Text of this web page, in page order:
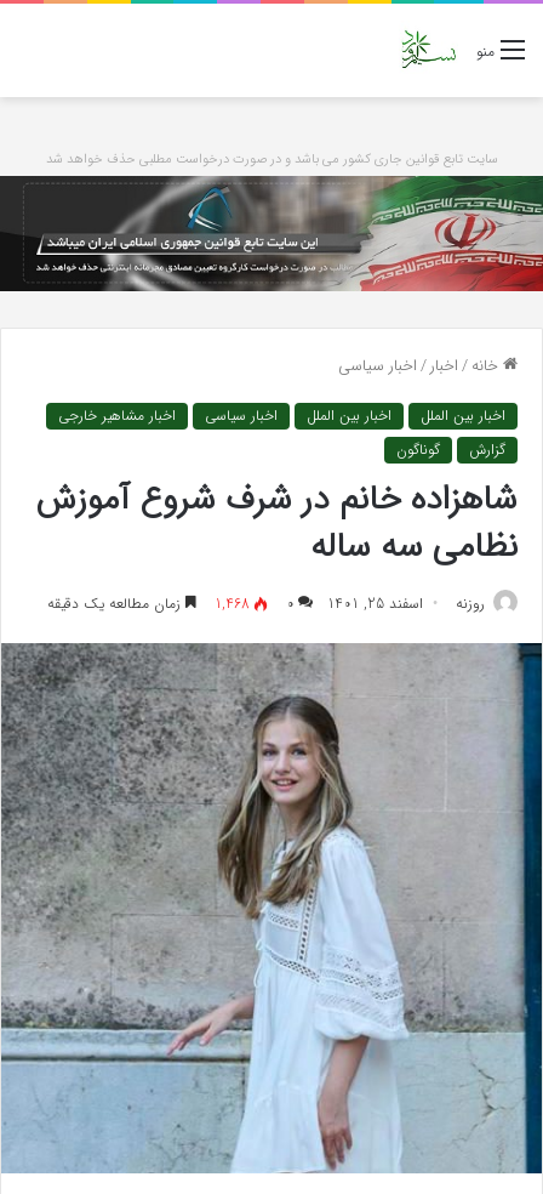
منو
سایت تابع قوانین جاری کشور می باشد و در صورت درخواست مطلبی حذف خواهد شد
خانه/اخبار/اخبار سیاسی
اخبار بین الملل اخبار بین الملل اخبار سیاسی
اخبار مشاهیر خارجی
گزارش
گوناگون
شاهزاده خانم در شرف شروع آموزش
نظامی سه ساله
روزنه اسفند 25, 1401 ۰ 1,468 زمان مطالعه یک دقیقه